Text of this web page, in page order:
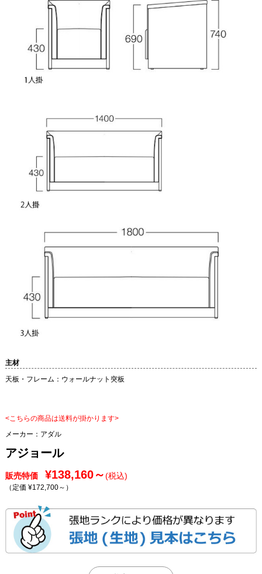
主材
天板・フレーム：ウォールナット突板
<こちらの商品は送料が掛かります>
メーカー： アダル
アジョール
販売特価 ¥138,160～(税込)
（定価 ¥172,700～ ）